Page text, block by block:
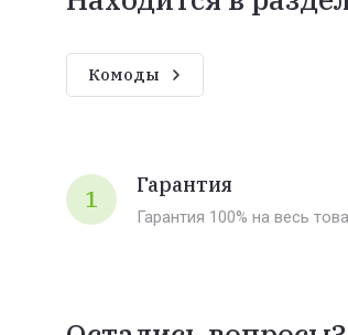
Комоды
1 Гарантия
Гарантия 100% на весь